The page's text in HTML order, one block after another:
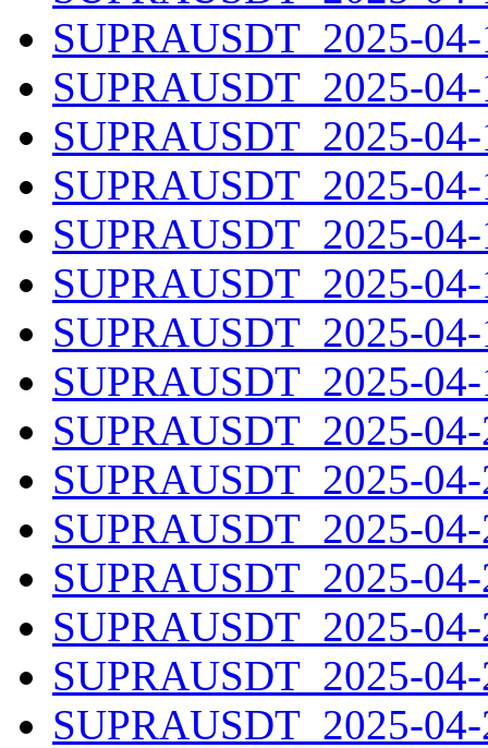
SUPRAUSDT_2025-04-
SUPRAUSDT_2025-04-
SUPRAUSDT_2025-04-
SUPRAUSDT_2025-04-
SUPRAUSDT_2025-04-
SUPRAUSDT_2025-04-
SUPRAUSDT_2025-04-
SUPRAUSDT_2025-04-
SUPRAUSDT_2025-04-
SUPRAUSDT_2025-04-
SUPRAUSDT_2025-04-
SUPRAUSDT_2025-04-
SUPRAUSDT_2025-04-
SUPRAUSDT_2025-04-
SUPRAUSDT_2025-04-